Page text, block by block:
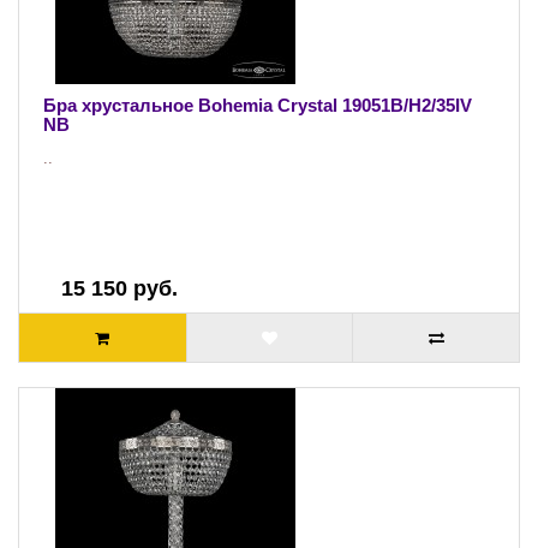
Бра хрустальное Bohemia Crystal 19051B/H2/35IV
NB
..
15 150 руб.